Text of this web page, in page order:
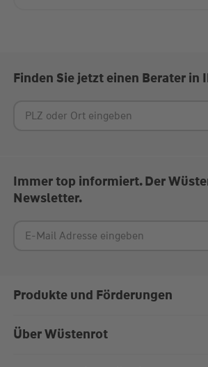
Finden Sie jetzt einen Berater in
Immer top informiert. Der
Newsletter.
Produkte und Förderungen
Bausparen
Über Wüstenrot